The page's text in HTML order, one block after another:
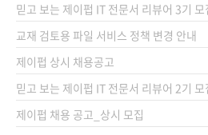
믿고 보는 제이펍 IT 전문서 리뷰어 3기 모
교재 검토용 파일 서비스 정책 변경 안내
제이펍 상시 채용공고
믿고 보는 제이펍 IT 전문서 리뷰어 2기 모
제이펍 채용 공고_상시 모집